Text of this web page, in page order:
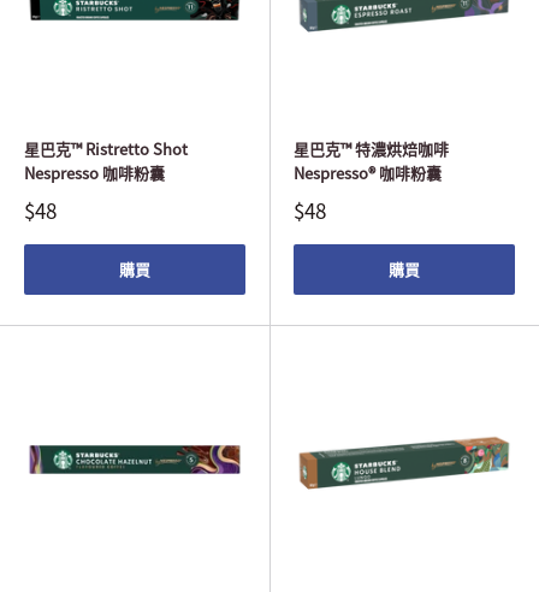
星巴克™ Ristretto Shot
Nespresso 咖啡粉囊
$48
購買
星巴克™ 特濃烘焙咖啡
Nespresso® 咖啡粉囊
$48
購買